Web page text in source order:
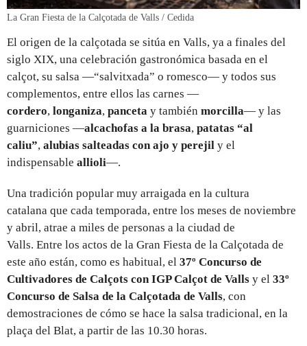
La Gran Fiesta de la Calçotada de Valls / Cedida
El origen de la calçotada se sitúa en Valls, ya a finales del
siglo XIX, una celebración gastronómica basada en el
calçot, su salsa —“salvitxada” o romesco— y todos sus
complementos, entre ellos las carnes —
cordero, longaniza, panceta y también morcilla— y las
guarniciones —alcachofas a la brasa, patatas “al
caliu”, alubias salteadas con ajo y perejil y el
indispensable allioli—.
Una tradición popular muy arraigada en la cultura
catalana que cada temporada, entre los meses de noviembre
y abril, atrae a miles de personas a la ciudad de
Valls. Entre los actos de la Gran Fiesta de la Calçotada de
este año están, como es habitual, el 37º Concurso de
Cultivadores de Calçots con IGP Calçot de Valls y el 33º
Concurso de Salsa de la Calçotada de Valls, con
demostraciones de cómo se hace la salsa tradicional, en la
plaça del Blat, a partir de las 10.30 horas.